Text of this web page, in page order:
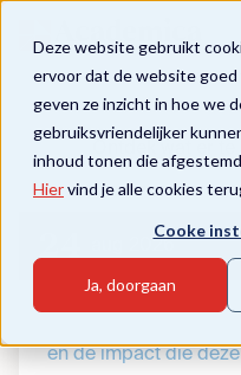
Deze website gebruikt
ervoor dat de website
geven ze inzicht in hoe we
gebruiksvriendelijker
inhoud tonen die
Hiervind je alle cookies
Cooke
Ja, doorgaan
Je maakt kennis met
en de impact die